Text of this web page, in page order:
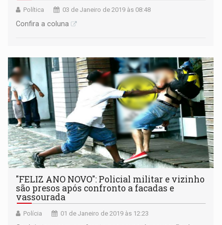
Política 03 de Janeiro de 2019 às 08:48
Confira a coluna
"FELIZ ANO NOVO": Policial militar e vizinho
são presos após confronto a facadas e
vassourada
Polícia 01 de Janeiro de 2019 às 12:23